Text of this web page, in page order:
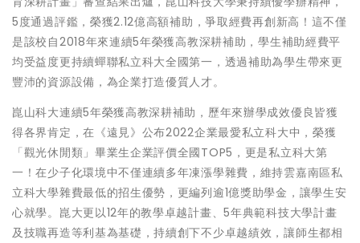
5度通過評鑑，榮獲2.12億高額補助，爭取經費再創新高！這不僅
是該校自2018年來連續5年榮獲高教深耕補助，學生補助經費平
均受益度更持續蟬聯私立科大全國第一，透過補助為學生帶來更
豐沛的資源設備，為企業打造優質人才。
崑山科大連續5年榮獲高教深耕補助，歷年來辦學成效優良皆獲
得各界肯定，在《遠見》公布2022企業最愛私立科大中，榮獲
「觀光休閒類」畢業生企業評價全國TOP5，更是私立科大第
一！在少子化環境中不僅連續多年凍漲學雜費，維持雲嘉南區私
立科大學雜費最低的招生優勢，更編列逾1億獎助學金，讓學生安
心就學。崑大更以12年的教學卓越計畫、5年典範科技大學計畫
及技職再造等利基為基礎，持續創下不少卓越績效，讓師生都相